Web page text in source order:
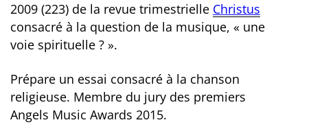
2009 (223) de la revue trimestrielle Christus
consacré à la question de la musique, « une
voie spirituelle ? ».
Prépare un essai consacré à la chanson
religieuse. Membre du jury des premiers
Angels Music Awards 2015.